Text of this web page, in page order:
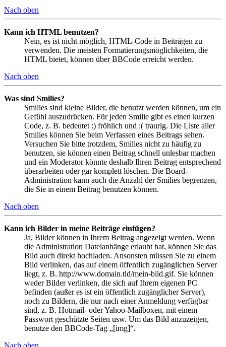
Nach oben
Kann ich HTML benutzen?
Nein, es ist nicht möglich, HTML-Code in Beiträgen zu
verwenden. Die meisten Formatierungsmöglichkeiten, die
HTML bietet, können über BBCode erreicht werden.
Nach oben
Was sind Smilies?
Smilies sind kleine Bilder, die benutzt werden können, um ein
Gefühl auszudrücken. Für jeden Smilie gibt es einen kurzen
Code, z. B. bedeutet :) fröhlich und :( traurig. Die Liste aller
Smilies können Sie beim Verfassen eines Beitrags sehen.
Versuchen Sie bitte trotzdem, Smilies nicht zu häufig zu
benutzen, sie können einen Beitrag schnell unlesbar machen
und ein Moderator könnte deshalb Ihren Beitrag entsprechend
überarbeiten oder gar komplett löschen. Die Board-
Administration kann auch die Anzahl der Smilies begrenzen,
die Sie in einem Beitrag benutzen können.
Nach oben
Kann ich Bilder in meine Beiträge einfügen?
Ja, Bilder können in Ihrem Beitrag angezeigt werden. Wenn
die Administration Dateianhänge erlaubt hat, können Sie das
Bild auch direkt hochladen. Ansonsten müssen Sie zu einem
Bild verlinken, das auf einem öffentlich zugänglichen Server
liegt, z. B. http://www.domain.tld/mein-bild.gif. Sie können
weder Bilder verlinken, die sich auf Ihrem eigenen PC
befinden (außer es ist ein öffentlich zugänglicher Server),
noch zu Bildern, die nur nach einer Anmeldung verfügbar
sind, z. B. Hotmail- oder Yahoo-Mailboxen, mit einem
Passwort geschützte Seiten usw. Um das Bild anzuzeigen,
benutze den BBCode-Tag „[img]“.
Nach oben